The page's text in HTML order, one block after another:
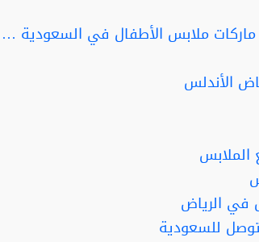
ماركات ملابس الأطفال في السعودية …
الأندلس
الملابس
في الرياض
للسعودية